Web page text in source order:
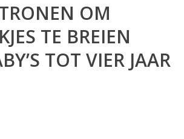
OM
TE BREIEN
TOT VIER JAAR